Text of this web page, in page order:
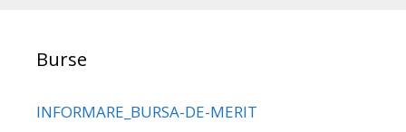
Burse
INFORMARE_BURSA-DE-MERIT